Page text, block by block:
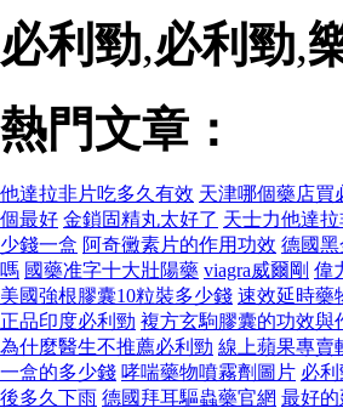
必利勁,必利勁,
熱門文章：
他達拉非片吃多久有效 天津哪個藥店買
個最好 金鎖固精丸太好了 天士力他達
少錢一盒 阿奇黴素片的作用功效 德國黑
嗎 國藥准字十大壯陽藥 viagra威爾剛 偉
美國強根膠囊10粒裝多少錢 速效延時藥
正品印度必利勁 複方玄駒膠囊的功效與
為什麼醫生不推薦必利勁 線上蘋果專賣
一盒的多少錢 哮喘藥物噴霧劑圖片 必
後多久下雨 德國拜耳驅蟲藥官網 最好